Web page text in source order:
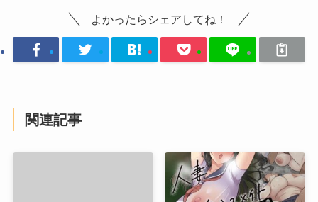
よかったらシェアしてね！
関連記事